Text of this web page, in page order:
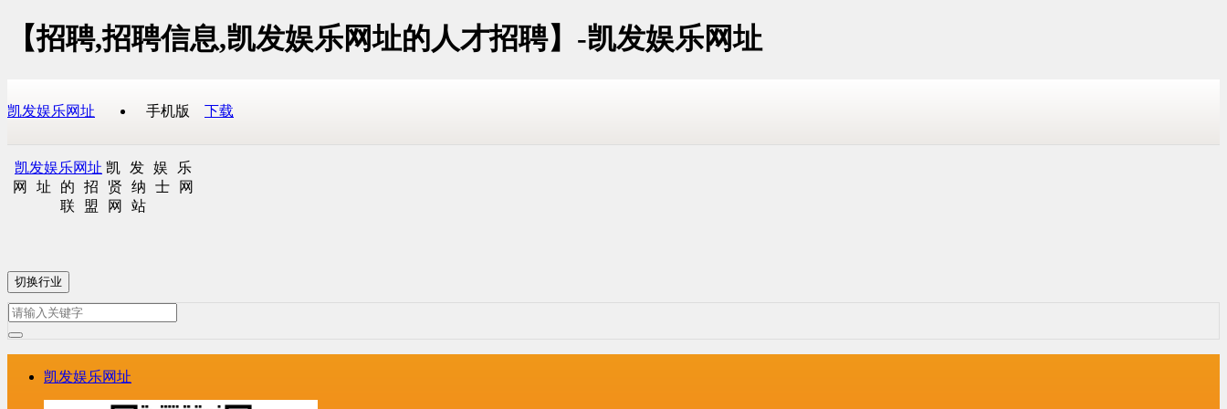
【招聘,招聘信息,凯发娱乐网址的人才招聘】-凯发娱乐网址
凯发娱乐网址 手机版 下载
凯发娱乐网址 凯发娱乐
网址的招贤纳士网
联盟网站
切换行业
凯发娱乐网址